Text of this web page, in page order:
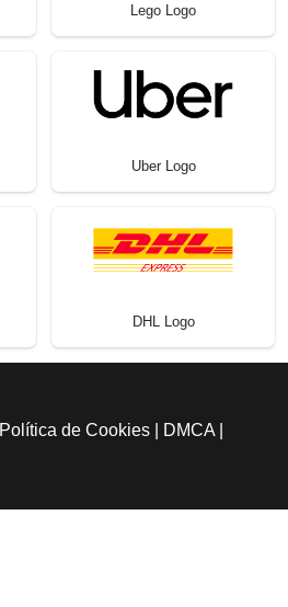
Lego Logo
Uber Logo
DHL Logo
Política de Cookies DMCA